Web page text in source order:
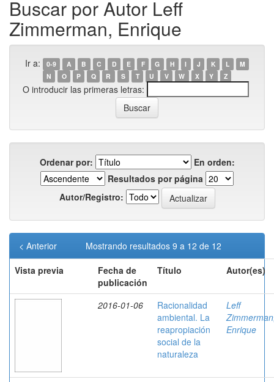
Buscar por Autor Leff
Zimmerman, Enrique
Ir a: 0-9 A B C D E F G H I J K L
M
N
O P Q R S T U V W X Y Z
O introducir las primeras letras:
Ordenar por:
En orden:
Resultados por página
Autor/Registro:
Mostrando resultados 9 a 12 de 12
< Anterior
Vista previa
Fecha de
publicación
Título Autor(es)
2016-01-06
Racionalidad
ambiental. La
reapropiación
social de la
naturaleza
Leff
Enrique